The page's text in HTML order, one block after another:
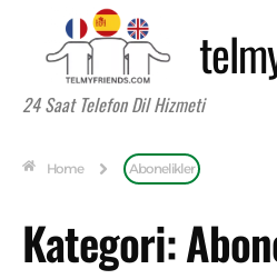
24 Saat Telefon Dil Hizmeti
Home Abonelikler
Kategori: